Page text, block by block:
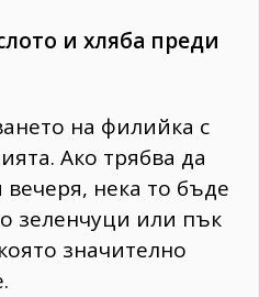
и хляба преди
на филийка с
Ако трябва да
нека то бъде
зеленчуци или пък
значително